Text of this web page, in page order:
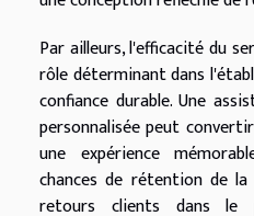
Par ailleurs, l'efficacité du
rôle déterminant dans
confiance durable. Une
personnalisée peut
une expérience
chances de rétention de
retours clients dans le